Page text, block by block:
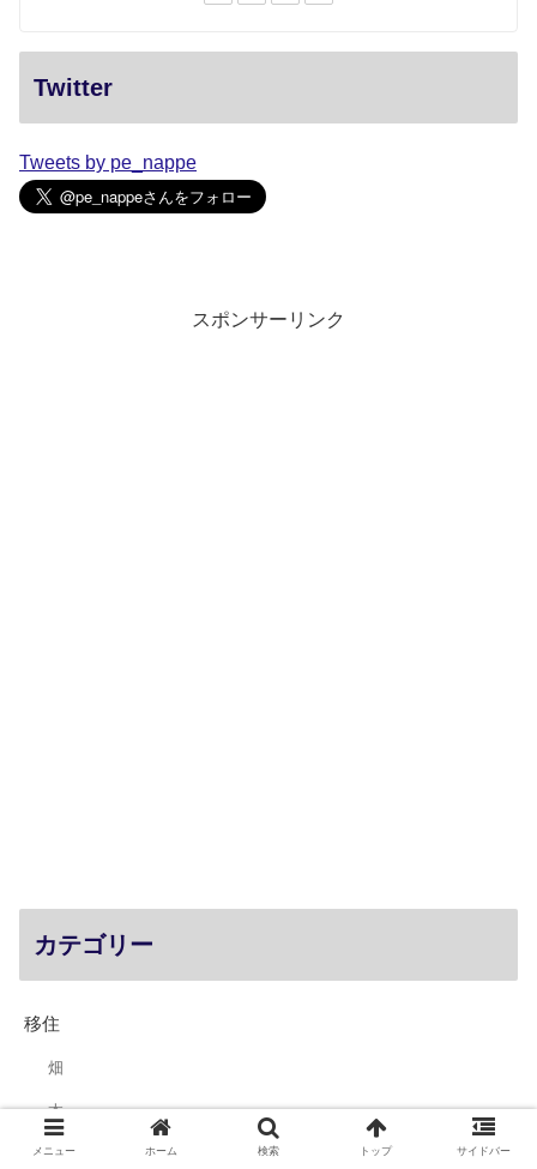
Twitter
Tweets by pe_nappe
スポンサーリンク
カテゴリー
移住
畑
本
仕事
メニュー ホーム 検索 トップ サイドバー